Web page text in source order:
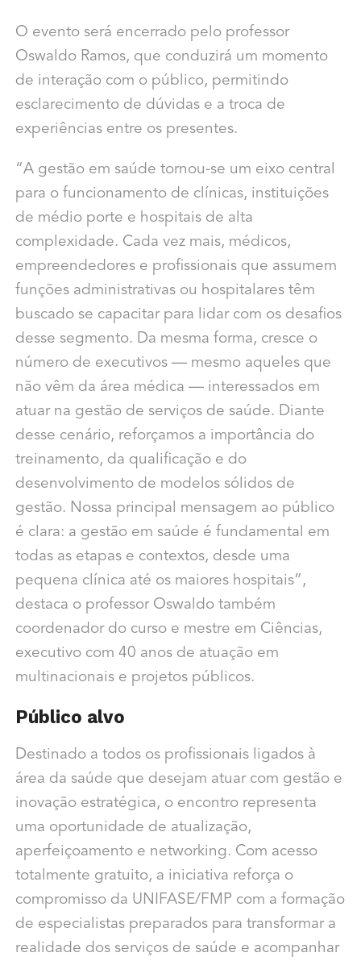
O evento será encerrado pelo professor
Oswaldo Ramos, que conduzirá um momento
de interação com o público, permitindo
esclarecimento de dúvidas e a troca de
experiências entre os presentes.
“A gestão em saúde tornou-se um eixo central
para o funcionamento de clínicas, instituições
de médio porte e hospitais de alta
complexidade. Cada vez mais, médicos,
empreendedores e profissionais que assumem
funções administrativas ou hospitalares têm
buscado se capacitar para lidar com os desafios
desse segmento. Da mesma forma, cresce o
número de executivos — mesmo aqueles que
não vêm da área médica — interessados em
atuar na gestão de serviços de saúde. Diante
desse cenário, reforçamos a importância do
treinamento, da qualificação e do
desenvolvimento de modelos sólidos de
gestão. Nossa principal mensagem ao público
é clara: a gestão em saúde é fundamental em
todas as etapas e contextos, desde uma
pequena clínica até os maiores hospitais”,
destaca o professor Oswaldo também
coordenador do curso e mestre em Ciências,
executivo com 40 anos de atuação em
multinacionais e projetos públicos.
Público alvo
Destinado a todos os profissionais ligados à
área da saúde que desejam atuar com gestão e
inovação estratégica, o encontro representa
uma oportunidade de atualização,
aperfeiçoamento e networking. Com acesso
totalmente gratuito, a iniciativa reforça o
compromisso da UNIFASE/FMP com a formação
de especialistas preparados para transformar a
realidade dos serviços de saúde e acompanhar